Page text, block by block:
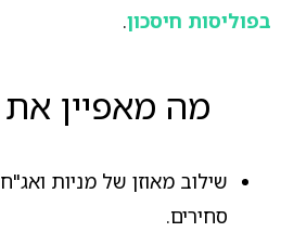
בפוליסות חיסכון.
מה מאפיין
שילוב מאוזן של מניות
סחירים.